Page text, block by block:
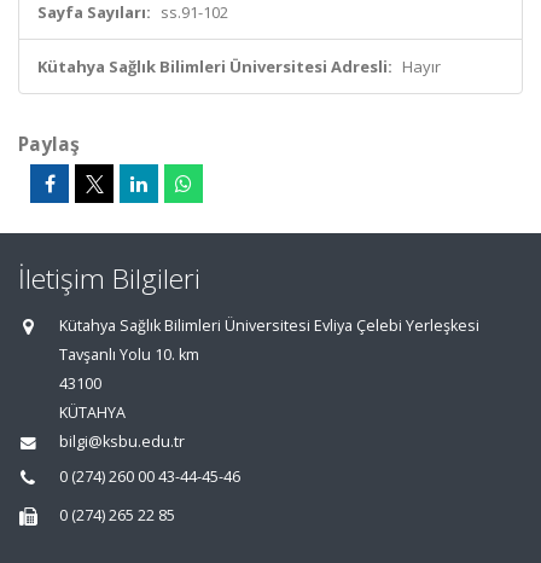
Sayfa Sayıları: ss.91-102
Kütahya Sağlık Bilimleri Üniversitesi Adresli: Hayır
Paylaş
İletişim Bilgileri
Kütahya Sağlık Bilimleri Üniversitesi Evliya Çelebi Yerleşkesi
Tavşanlı Yolu 10. km
43100
KÜTAHYA
bilgi@ksbu.edu.tr
0 (274) 260 00 43-44-45-46
0 (274) 265 22 85